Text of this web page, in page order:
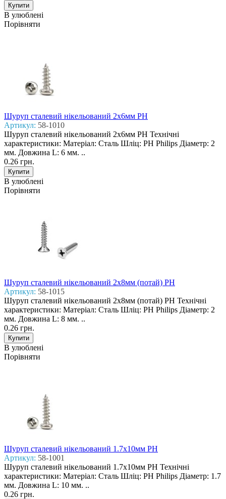
В улюблені
Порівняти
Шуруп сталевий нікельований 2x6мм PH
Артикул: 58-1010
Шуруп сталевий нікельований 2x6мм PH Технічні
характеристики: Матеріал: Сталь Шліц: PH Philips Діаметр: 2
мм. Довжина L: 6 мм. ..
0.26 грн.
В улюблені
Порівняти
Шуруп сталевий нікельований 2x8мм (потай) PH
Артикул: 58-1015
Шуруп сталевий нікельований 2x8мм (потай) PH Технічні
характеристики: Матеріал: Сталь Шліц: PH Philips Діаметр: 2
мм. Довжина L: 8 мм. ..
0.26 грн.
В улюблені
Порівняти
Шуруп сталевий нікельований 1.7x10мм PH
Артикул: 58-1001
Шуруп сталевий нікельований 1.7x10мм PH Технічні
характеристики: Матеріал: Сталь Шліц: PH Philips Діаметр: 1.7
мм. Довжина L: 10 мм. ..
0.26 грн.